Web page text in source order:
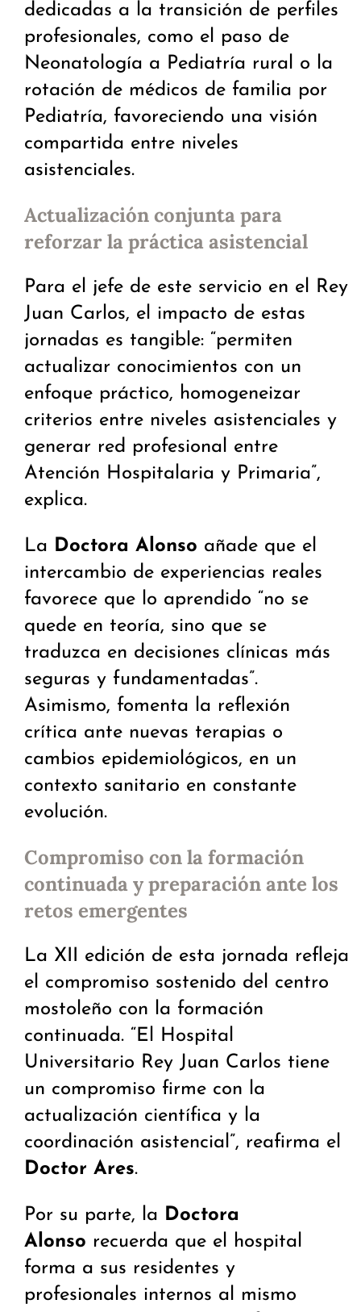
dedicadas a la transición de perfiles
profesionales, como el paso de
Neonatología a Pediatría rural o la
rotación de médicos de familia por
Pediatría, favoreciendo una visión
compartida entre niveles
asistenciales.
Actualización conjunta para
reforzar la práctica asistencial
Para el jefe de este servicio en el Rey
Juan Carlos, el impacto de estas
jornadas es tangible: “permiten
actualizar conocimientos con un
enfoque práctico, homogeneizar
criterios entre niveles asistenciales y
generar red profesional entre
Atención Hospitalaria y Primaria”,
explica.
La Doctora Alonso añade que el
intercambio de experiencias reales
favorece que lo aprendido “no se
quede en teoría, sino que se
traduzca en decisiones clínicas más
seguras y fundamentadas”.
Asimismo, fomenta la reflexión
crítica ante nuevas terapias o
cambios epidemiológicos, en un
contexto sanitario en constante
evolución.
Compromiso con la formación
continuada y preparación ante los
retos emergentes
La XII edición de esta jornada refleja
el compromiso sostenido del centro
mostoleño con la formación
continuada. “El Hospital
Universitario Rey Juan Carlos tiene
un compromiso firme con la
actualización científica y la
coordinación asistencial”, reafirma el
Doctor Ares.
Por su parte, la Doctora
Alonso recuerda que el hospital
forma a sus residentes y
profesionales internos al mismo